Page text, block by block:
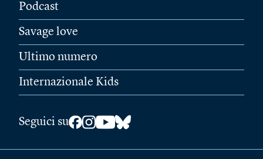
Podcast
Savage love
Ultimo numero
Internazionale Kids
Seguici su